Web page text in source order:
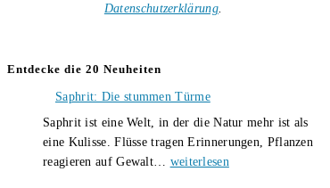
Datenschutzerklärung.
Entdecke die 20 Neuheiten
Saphrit: Die stummen Türme
Saphrit ist eine Welt, in der die Natur mehr ist als
eine Kulisse. Flüsse tragen Erinnerungen, Pflanzen
reagieren auf Gewalt… Saphrit:
weiterlesen